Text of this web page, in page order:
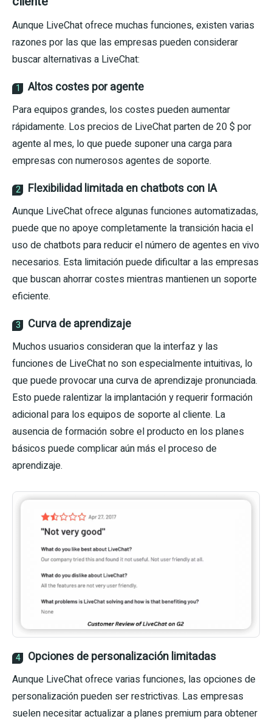
Aunque LiveChat ofrece muchas funciones, existen varias
razones por las que las empresas pueden considerar
buscar alternativas a LiveChat:
1 Altos costes por agente
Para equipos grandes, los costes pueden aumentar
rápidamente. Los precios de LiveChat parten de 20 $ por
agente al mes, lo que puede suponer una carga para
empresas con numerosos agentes de soporte.
2 Flexibilidad limitada en chatbots con IA
Aunque LiveChat ofrece algunas funciones automatizadas,
puede que no apoye completamente la transición hacia el
uso de chatbots para reducir el número de agentes en vivo
necesarios. Esta limitación puede dificultar a las empresas
que buscan ahorrar costes mientras mantienen un soporte
eficiente.
3 Curva de aprendizaje
Muchos usuarios consideran que la interfaz y las
funciones de LiveChat no son especialmente intuitivas, lo
que puede provocar una curva de aprendizaje pronunciada.
Esto puede ralentizar la implantación y requerir formación
adicional para los equipos de soporte al cliente. La
ausencia de formación sobre el producto en los planes
básicos puede complicar aún más el proceso de
aprendizaje.
4 Opciones de personalización limitadas
Aunque LiveChat ofrece varias funciones, las opciones de
personalización pueden ser restrictivas. Las empresas
suelen necesitar actualizar a planes premium para obtener